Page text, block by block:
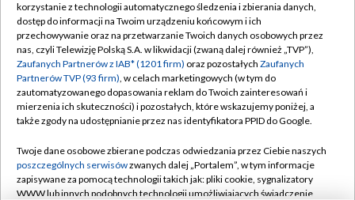
TVP
Abonament TVP
Emisja w TVP
Centrum informacji TVP
Naziemna Telewizja Cyfrowa
Rada Programowa
System NOS
Regulamin TVP
Polityka prywatności
Moje zgody
Pomoc
Kontakt
korzystanie z technologii automatycznego śledzenia i zbierania danych,
dostęp do informacji na Twoim urządzeniu końcowym i ich
przechowywanie oraz na przetwarzanie Twoich danych osobowych przez
nas, czyli Telewizję Polską S.A. w likwidacji (zwaną dalej również „TVP”),
Zaufanych Partnerów z IAB* (1201 firm) oraz pozostałych Zaufanych
Partnerów TVP (93 firm), w celach marketingowych (w tym do
zautomatyzowanego dopasowania reklam do Twoich zainteresowań i
mierzenia ich skuteczności) i pozostałych, które wskazujemy poniżej, a
także zgody na udostępnianie przez nas identyfikatora PPID do Google.
Twoje dane osobowe zbierane podczas odwiedzania przez Ciebie naszych
poszczególnych serwisówzwanych dalej „Portalem”, w tym informacje
zapisywane za pomocą technologii takich jak: pliki cookie, sygnalizatory
WWW lub innych podobnych technologii umożliwiających świadczenie